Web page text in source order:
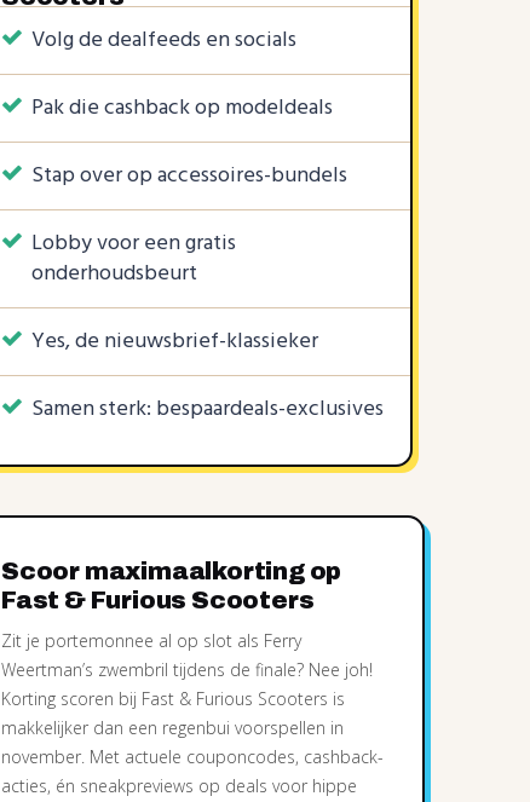
Volg de dealfeeds en socials
Pak die cashback op modeldeals
Stap over op accessoires-bundels
Lobby voor een gratis
onderhoudsbeurt
Yes, de nieuwsbrief-klassieker
Samen sterk: bespaardeals-exclusives
Scoor maximaalkorting op
Fast & Furious Scooters
Zit je portemonnee al op slot als Ferry
Weertman’s zwembril tijdens de finale? Nee joh!
Korting scoren bij Fast & Furious Scooters is
makkelijker dan een regenbui voorspellen in
november. Met actuele couponcodes, cashback-
acties, én sneakpreviews op deals voor hippe